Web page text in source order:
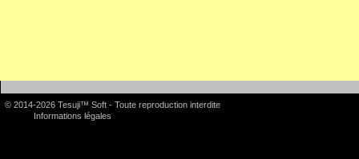
© 2014-2026 Tesuji™ Soft - Toute reproduction interdite
Informations légales